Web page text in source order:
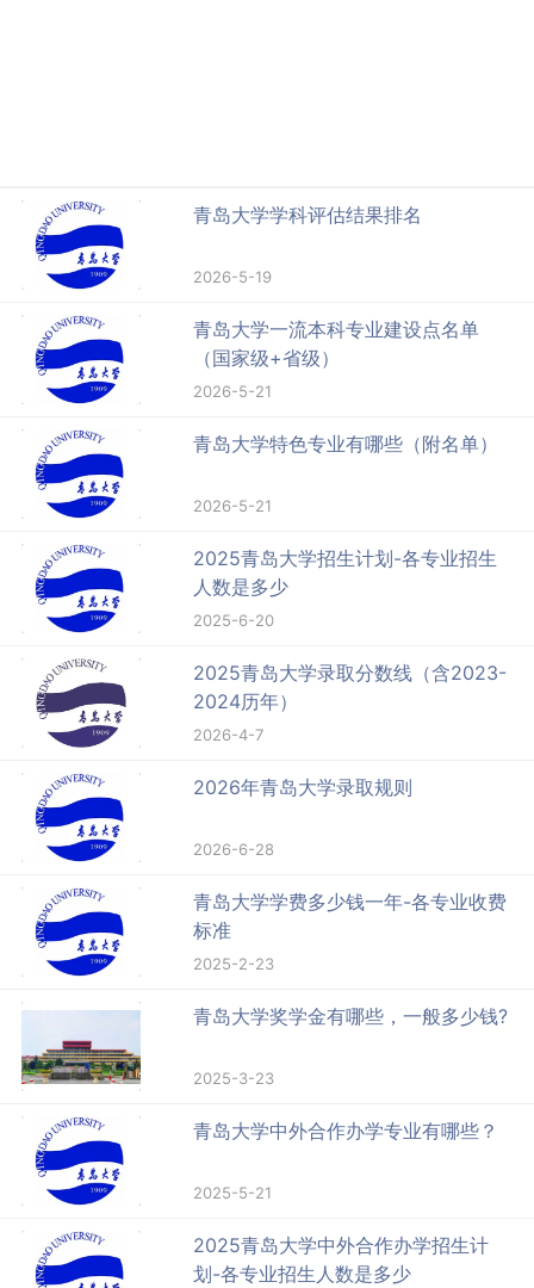
青岛大学学科评估结果排名
2026-5-19
青岛大学一流本科专业建设点名单
（国家级+省级）
2026-5-21
青岛大学特色专业有哪些（附名单）
2026-5-21
2025青岛大学招生计划-各专业招生
人数是多少
2025-6-20
2025青岛大学录取分数线（含2023-
2024历年）
2026-4-7
2026年青岛大学录取规则
2026-6-28
青岛大学学费多少钱一年-各专业收费
标准
2025-2-23
青岛大学奖学金有哪些，一般多少钱?
2025-3-23
青岛大学中外合作办学专业有哪些？
2025-5-21
2025青岛大学中外合作办学招生计
划-各专业招生人数是多少